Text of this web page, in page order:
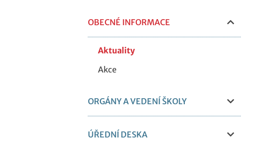
OBECNÉ INFORMACE
Aktuality
Akce
ORGÁNY A VEDENÍ ŠKOLY
ÚŘEDNÍ DESKA